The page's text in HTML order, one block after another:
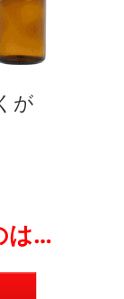
が
は…